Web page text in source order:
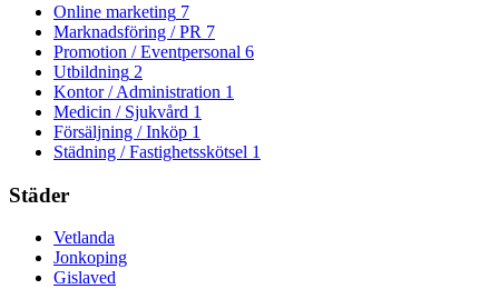
Online marketing 7
Marknadsföring / PR 7
Promotion / Eventpersonal 6
Utbildning 2
Kontor / Administration 1
Medicin / Sjukvård 1
Försäljning / Inköp 1
Städning / Fastighetsskötsel 1
Städer
Vetlanda
Jonkoping
Gislaved